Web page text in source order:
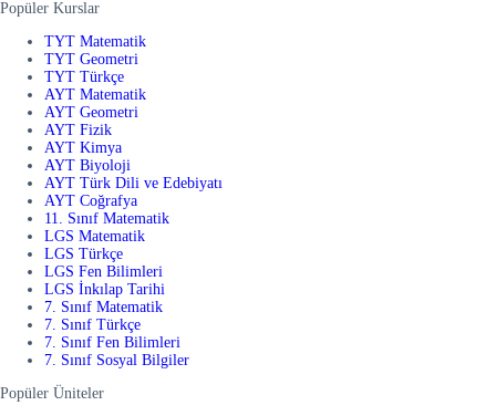
Popüler Kurslar
TYT Matematik
TYT Geometri
TYT Türkçe
AYT Matematik
AYT Geometri
AYT Fizik
AYT Kimya
AYT Biyoloji
AYT Türk Dili ve Edebiyatı
AYT Coğrafya
11. Sınıf Matematik
LGS Matematik
LGS Türkçe
LGS Fen Bilimleri
LGS İnkılap Tarihi
7. Sınıf Matematik
7. Sınıf Türkçe
7. Sınıf Fen Bilimleri
7. Sınıf Sosyal Bilgiler
Popüler Üniteler